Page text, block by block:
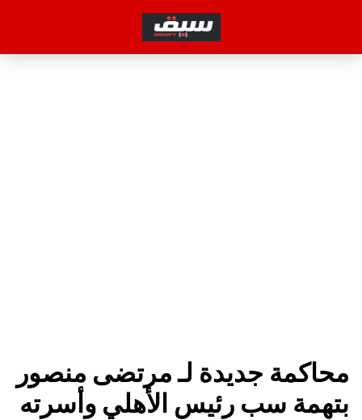
محاكمة جديدة لـ مرتضى منصور
بتهمة سب رئيس الأهلي وأسرته